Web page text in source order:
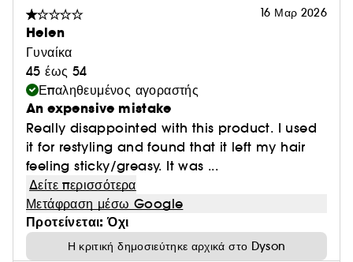
16 Μαρ 2026
Helen
Γυναίκα
45 έως 54
Επαληθευμένος αγοραστής
An expensive mistake
Really disappointed with this product. I used
it for restyling and found that it left my hair
feeling sticky/greasy. It was ...
Δείτε περισσότερα
Μετάφραση μέσω Google
Προτείνεται: Όχι
Η κριτική δημοσιεύτηκε αρχικά στο Dyson